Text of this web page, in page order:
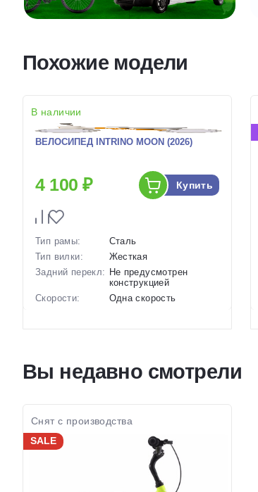
Похожие модели
В наличии
ВЕЛОСИПЕД INTRINO MOON (2026)
4 100 ₽ Купить
Тип рамы:
Сталь
Тип вилки:
Жесткая
Задний перекл: Не предусмотрен
конструкцией
Скорости:
Одна скорость
Вы недавно смотрели
Снят с производства
SALE